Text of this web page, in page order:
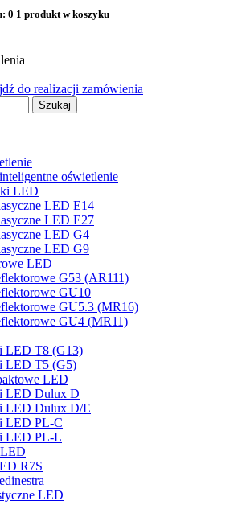
0 1 produkt w koszyku
do realizacji zamówienia
Szukaj
oświetlenie
LED
LED E14
LED E27
LED G4
LED G9
LED
G53 (AR111)
GU10
GU5.3 (MR16)
GU4 (MR11)
LED T8 (G13)
LED T5 (G5)
LED
LED Dulux D
LED Dulux D/E
LED PL-C
LED PL-L
R7S
LED